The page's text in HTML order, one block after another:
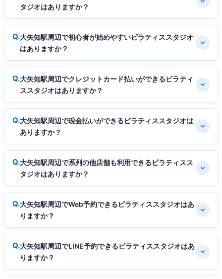
タジオはありますか？
大矢知駅周辺で初心者が始めやすいピラティススタジオ
はありますか？
大矢知駅周辺でクレジットカード払いができるピラティ
ススタジオはありますか？
大矢知駅周辺で現金払いができるピラティススタジオは
ありますか？
大矢知駅周辺で系列の他店舗も利用できるピラティスス
タジオはありますか？
大矢知駅周辺でWeb予約できるピラティススタジオはあ
りますか？
大矢知駅周辺でLINE予約できるピラティススタジオはあ
りますか？